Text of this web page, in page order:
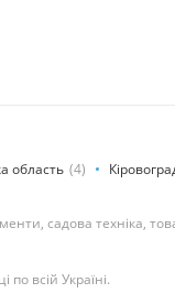
область (4)
садова техніка,
всій Україні.